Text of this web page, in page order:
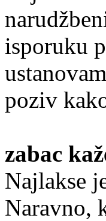
isporuku
poziv
zabac
Najlakse
Naravno,